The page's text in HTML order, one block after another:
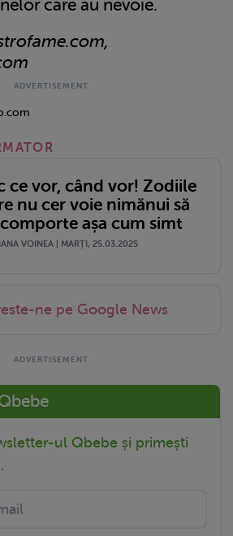
care au nevoie.
ce vor, când vor! Zodiile
nu cer voie nimănui să
așa cum simt
VOINEA | MARŢI, 25.03.2025
ne pe Google News
ul Qbebe și primești